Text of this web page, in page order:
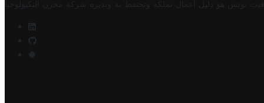
تونس هو دليل أعمال تملكه وتحتفظ به وتديره شركة مخزن التكنولوجيا